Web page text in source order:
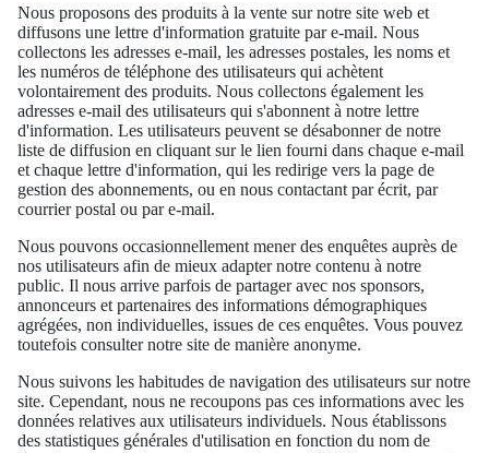
Nous proposons des produits à la vente sur notre site web et
diffusons une lettre d'information gratuite par e-mail. Nous
collectons les adresses e-mail, les adresses postales, les noms et
les numéros de téléphone des utilisateurs qui achètent
volontairement des produits. Nous collectons également les
adresses e-mail des utilisateurs qui s'abonnent à notre lettre
d'information. Les utilisateurs peuvent se désabonner de notre
liste de diffusion en cliquant sur le lien fourni dans chaque e-mail
et chaque lettre d'information, qui les redirige vers la page de
gestion des abonnements, ou en nous contactant par écrit, par
courrier postal ou par e-mail.
Nous pouvons occasionnellement mener des enquêtes auprès de
nos utilisateurs afin de mieux adapter notre contenu à notre
public. Il nous arrive parfois de partager avec nos sponsors,
annonceurs et partenaires des informations démographiques
agrégées, non individuelles, issues de ces enquêtes. Vous pouvez
toutefois consulter notre site de manière anonyme.
Nous suivons les habitudes de navigation des utilisateurs sur notre
site. Cependant, nous ne recoupons pas ces informations avec les
données relatives aux utilisateurs individuels. Nous établissons
des statistiques générales d'utilisation en fonction du nom de